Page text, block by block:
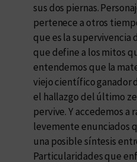
sus dos piernas.
pertenece a otros
que es la supervivencia
que define a los mitos
entendemos que la
viejo científico ganador
el hallazgo del último
pervive. Y accedemos a
levemente enunciados
una posible síntesis
Particularidades que